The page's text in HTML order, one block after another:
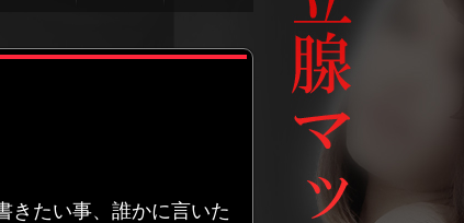
きたい事、誰かに言いた